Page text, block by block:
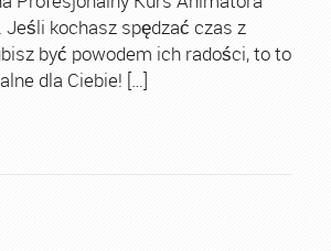
Jeśli kochasz spędzać czas z
być powodem ich radości, to to
dla Ciebie! […]